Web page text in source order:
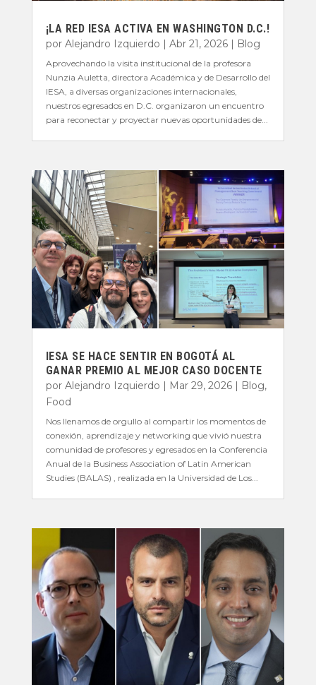
¡LA RED IESA ACTIVA EN WASHINGTON D.C.!
por Alejandro Izquierdo | Abr 21, 2026| Blog
Aprovechando la visita institucional de la profesora
Nunzia Auletta, directora Académica y de Desarrollo del
IESA, a diversas organizaciones internacionales,
nuestros egresados en D.C. organizaron un encuentro
para reconectar y proyectar nuevas oportunidades de...
IESA SE HACE SENTIR EN BOGOTÁ AL
GANAR PREMIO AL MEJOR CASO DOCENTE
por Alejandro Izquierdo | Mar 29, 2026| Blog,
Food
Nos llenamos de orgullo al compartir los momentos de
conexión, aprendizaje y networking que vivió nuestra
comunidad de profesores y egresados en la Conferencia
Anual de la Business Association of Latin American
Studies (BALAS) , realizada en la Universidad de Los...